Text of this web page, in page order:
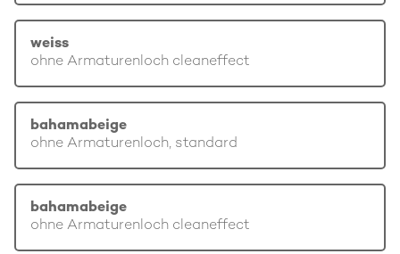
weiss
ohne Armaturenloch cleaneffect
bahamabeige
ohne Armaturenloch, standard
bahamabeige
ohne Armaturenloch cleaneffect